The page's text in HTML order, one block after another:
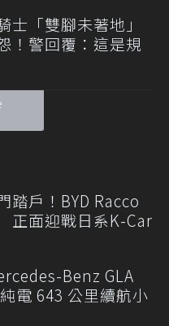
士「雙腳未著地」
！警回覆：這是規
踏戶！BYD Racco
面迎戰日系K-Car
Benz GLA
電 643 公里續航小